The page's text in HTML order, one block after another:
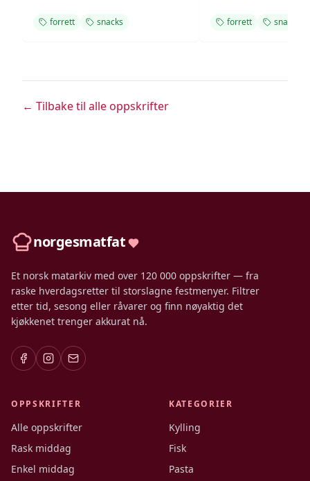
forrett snacks forrett snacks
← Tilbake til alle oppskrifter
norgesmatfat
Et norsk matarkiv med over 120 000 oppskrifter — fra
raske hverdagsretter til storslagne festmenyer. Filtrer
etter tid, sesong eller råvarer og finn nøyaktig det
kjøkkenet trenger akkurat nå.
OPPSKRIFTER
Alle oppskrifter
Rask middag
Enkel middag
KATEGORIER
Kylling
Fisk
Pasta